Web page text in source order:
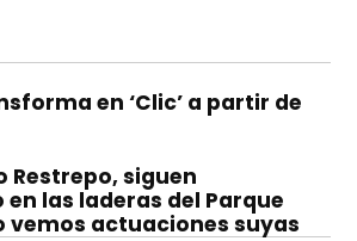
en ‘Clic’ a partir de
Restrepo, siguen
las laderas del Parque
vemos actuaciones suyas